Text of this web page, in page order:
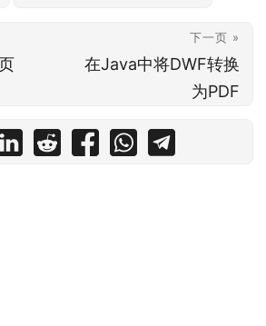
下一页 »
在Java中将DWF转换
为PDF